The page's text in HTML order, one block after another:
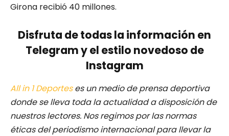
Girona recibió 40 millones.
Disfruta de todas la información en
Telegram y el estilo novedoso de
Instagram
All in 1 Deporteses un medio de prensa deportiva
donde se lleva toda la actualidad a disposición de
nuestros lectores. Nos regimos por las normas
éticas del periodismo internacional para llevar la